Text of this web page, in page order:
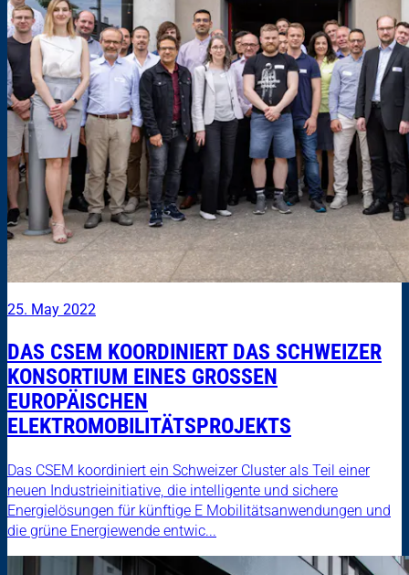
25. May 2022
DAS CSEM KOORDINIERT DAS SCHWEIZER
KONSORTIUM EINES GROSSEN
EUROPÄISCHEN
ELEKTROMOBILITÄTSPROJEKTS
Das CSEM koordiniert ein Schweizer Cluster als Teil einer
neuen Industrieinitiative, die intelligente und sichere
Energielösungen für künftige E Mobilitätsanwendungen und
die grüne Energiewende entwic...